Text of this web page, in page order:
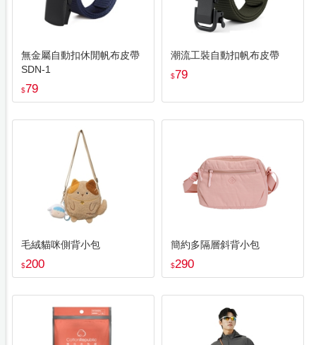
無金屬自動扣休閒帆布皮帶
SDN-1
$79
潮流工裝自動扣帆布皮帶
$79
毛絨貓咪側背小包
$200
簡約多隔層斜背小包
$290